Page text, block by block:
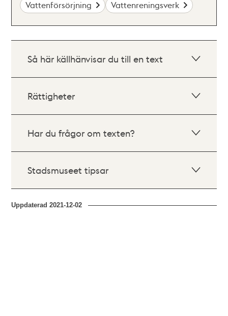
Vattenförsörjning
Vattenreningsverk
Så här källhänvisar du till en text
Rättigheter
Har du frågor om texten?
Stadsmuseet tipsar
Uppdaterad2021-12-02